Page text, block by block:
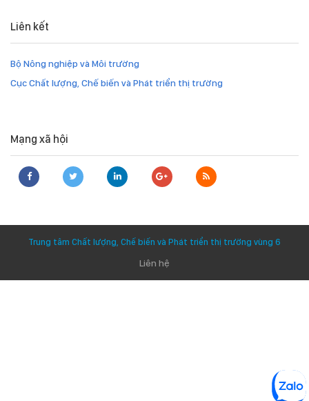
Liên kết
Bộ Nông nghiệp và Môi trường
Cục Chất lượng, Chế biến và Phát triển thị trường
Mạng xã hội
Trung tâm Chất lượng, Chế biến và Phát triển thị trường vùng 6
Liên hệ